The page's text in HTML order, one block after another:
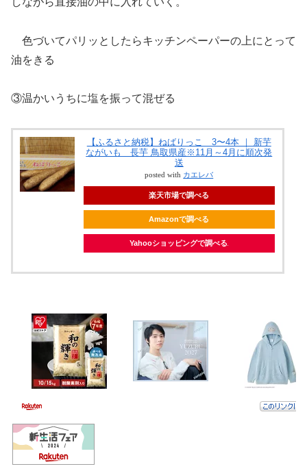
色づいてパリッとしたらキッチンペーパーの上にとって
油をきる
③温かいうちに塩を振って混ぜる
【ふるさと納税】ねばりっこ 3〜4本 ｜ 新芋
ながいも 長芋 鳥取県産※11月～4月に順次発
送
posted with カエレバ
楽天市場で調べる
Amazonで調べる
Yahooショッピングで調べる